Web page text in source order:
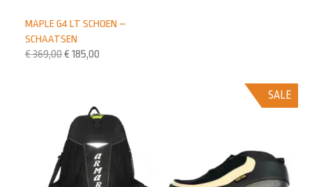
MAPLE G4 LT SCHOEN –
SCHAATSEN
€369,00€ 185,00
SALE